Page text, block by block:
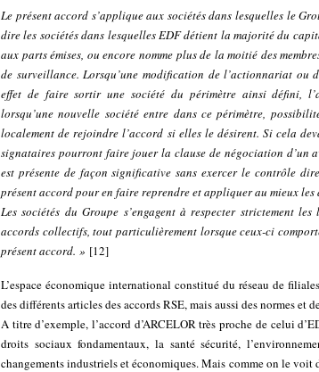
Le présent accord s’applique aux sociétés dans lesquelles le
dire les sociétés dans lesquelles EDF détient la majorité du
aux parts émises, ou encore nomme plus de la moitié des
de surveillance. Lorsqu’une modification de l’actionnariat
effet de faire sortir une société du périmètre ainsi défini,
lorsqu’une nouvelle société entre dans ce périmètre,
localement de rejoindre l’accord si elles le désirent. Si cela
signataires pourront faire jouer la clause de négociation d’un
est présente de façon significative sans exercer le contrôle
présent accord pour en faire reprendre et appliquer au mieux les
Les sociétés du Groupe s’engagent à respecter strictement
accords collectifs, tout particulièrement lorsque ceux-ci
présent accord. » [12]
L’espace économique international constitué du réseau de
des différents articles des accords RSE, mais aussi des normes et
A titre d’exemple, l’accord d’ARCELOR très proche de celui
droits sociaux fondamentaux, la santé sécurité,
changements industriels et économiques. Mais comme on le voit